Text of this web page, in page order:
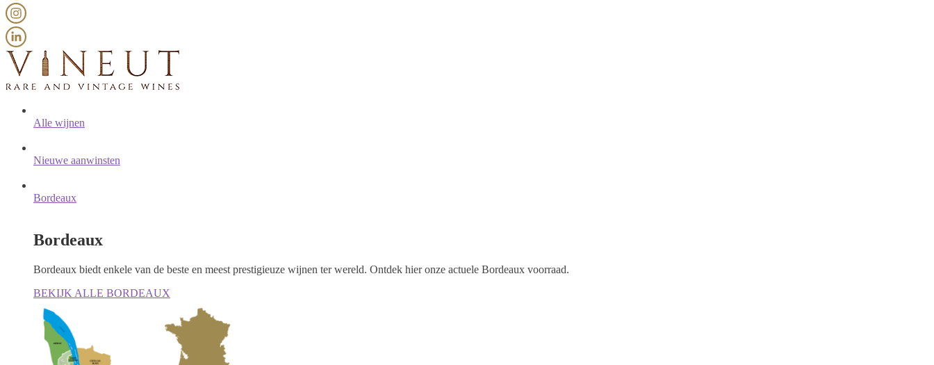
Alle wijnen
Nieuwe aanwinsten
Bordeaux
Bordeaux
Bordeaux biedt enkele van de beste en meest prestigieuze wijnen ter wereld. Ontdek hier onze actuele Bordeaux voorraad.
BEKIJK ALLE BORDEAUX